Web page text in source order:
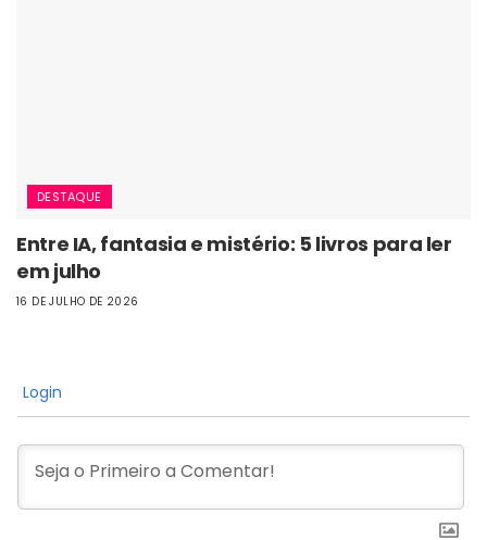
DESTAQUE
Entre IA, fantasia e mistério: 5 livros para ler
em julho
16 DE JULHO DE 2026
Login